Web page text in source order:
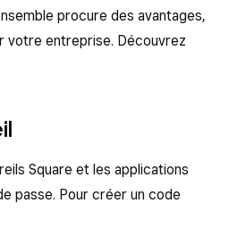
procure des avantages,
votre entreprise. Découvrez
Square et les applications
passe. Pour créer un code